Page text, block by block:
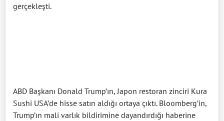
gerçekleşti.
ABD Başkanı Donald Trump’ın, Japon restoran zinciri Kura
Sushi USA’de hisse satın aldığı ortaya çıktı. Bloomberg’in,
Trump’ın mali varlık bildirimine dayandırdığı haberine